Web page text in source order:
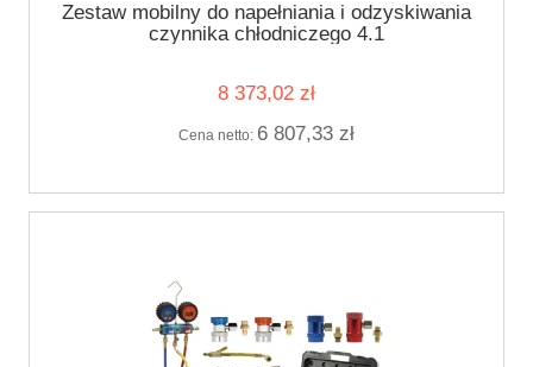
Zestaw mobilny do napełniania i odzyskiwania
czynnika chłodniczego 4.1
8 373,02 zł
Cena netto: 6 807,33 zł